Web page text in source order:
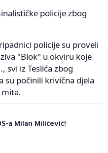
policije zbog
policije su proveli
"Blok" u okviru koje
svi iz Teslića zbog
su počinili krivična djela
a Milan Miličević!